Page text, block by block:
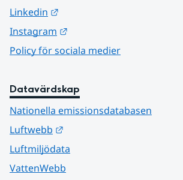
Linkedin
Instagram
Policy för sociala medier
Datavärdskap
Nationella emissionsdatabasen
Luftwebb
Luftmiljödata
VattenWebb